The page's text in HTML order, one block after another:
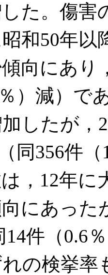
た。傷害
和50年
向にあり
）減）で
したが，
同356件
，12年に
にあった
14件（0.6
の検挙率